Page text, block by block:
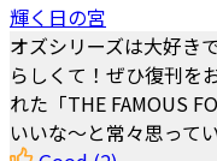
輝く日の宮
オズシリーズは大好き
らしくて！ぜひ復刊を
れた「THE FAMOUS
いいな～と常々思って